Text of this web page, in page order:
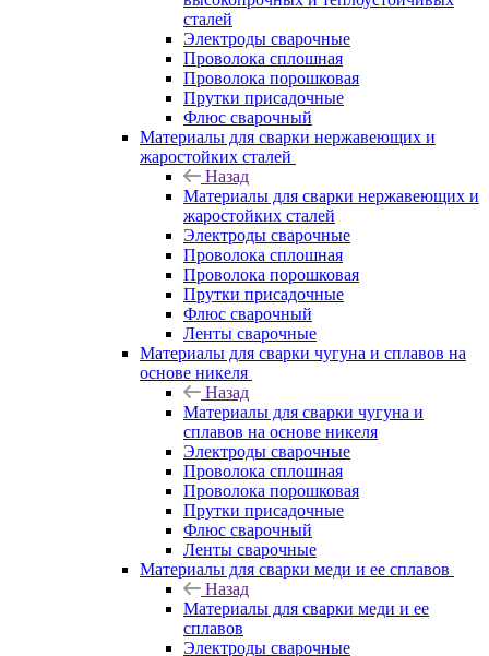
сталей
Электроды сварочные
Проволока сплошная
Проволока порошковая
Прутки присадочные
Флюс сварочный
Материалы для сварки нержавеющих и
жаростойких сталей
Назад
Материалы для сварки нержавеющих и
жаростойких сталей
Электроды сварочные
Проволока сплошная
Проволока порошковая
Прутки присадочные
Флюс сварочный
Ленты сварочные
Материалы для сварки чугуна и сплавов на
основе никеля
Назад
Материалы для сварки чугуна и
сплавов на основе никеля
Электроды сварочные
Проволока сплошная
Проволока порошковая
Прутки присадочные
Флюс сварочный
Ленты сварочные
Материалы для сварки меди и ее сплавов
Назад
Материалы для сварки меди и ее
сплавов
Электроды сварочные